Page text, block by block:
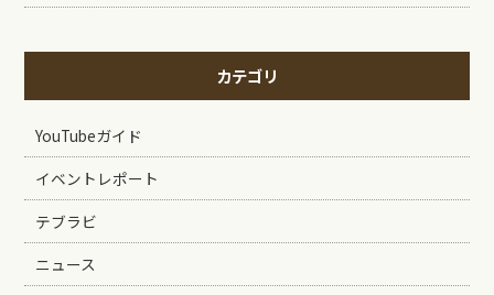
カテゴリ
YouTubeガイド
イベントレポート
テブラビ
ニュース